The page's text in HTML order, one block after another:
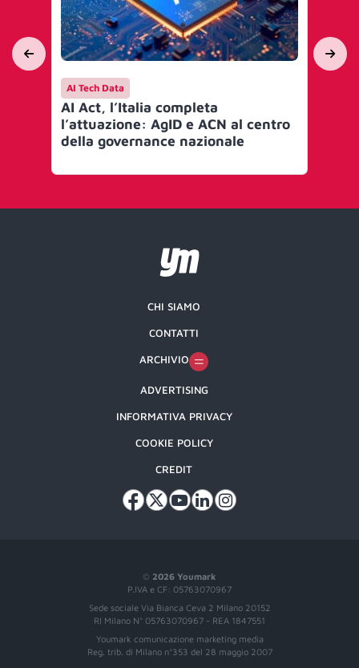
AI Tech Data
AI Act, l’Italia completa
l’attuazione: AgID e ACN al centro
della governance nazionale
© 2026 Youmark
P.IVA e CF: 05763070967
Sede sociale Via Bianca Ceva 2 Milano 20152
RI Milano N° 05763070967 - REA 1847551
Youmark comunicazione marketing media
Reg. trib. di Milano n°353 del 28 maggio 2007
CHI SIAMO
CONTATTI
ARCHIVIO
ADVERTISING
INFORMATIVA PRIVACY
COOKIE POLICY
CREDIT